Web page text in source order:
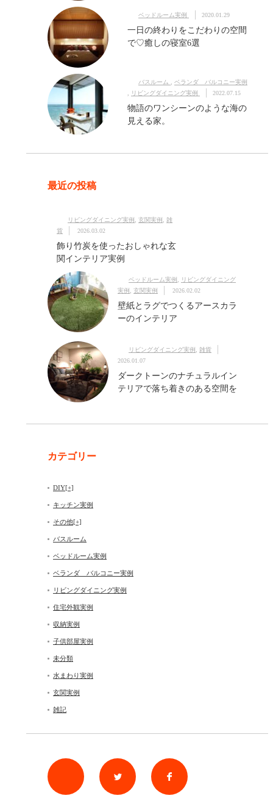
ベッドルーム実例 2020.01.29
一日の終わりをこだわりの空間
で♡癒しの寝室6選
バスルーム
ベランダ バルコニー実例
リビングダイニング実例 2022.07.15
物語のワンシーンのような海の
見える家。
最近の投稿
リビングダイニング実例 玄関実例
雑
貨
2026.03.02
飾り竹炭を使ったおしゃれな玄
関インテリア実例
ベッドルーム実例
リビングダイニング
実例
玄関実例 2026.02.02
壁紙とラグでつくるアースカラ
ーのインテリア
リビングダイニング実例
雑貨
2026.01.07
ダークトーンのナチュラルイン
テリアで落ち着きのある空間を
カテゴリー
DIY[+]
キッチン実例
その他[+]
バスルーム
ベッドルーム実例
ベランダ バルコニー実例
リビングダイニング実例
住宅外観実例
収納実例
子供部屋実例
未分類
水まわり実例
玄関実例
雑記
Twitter